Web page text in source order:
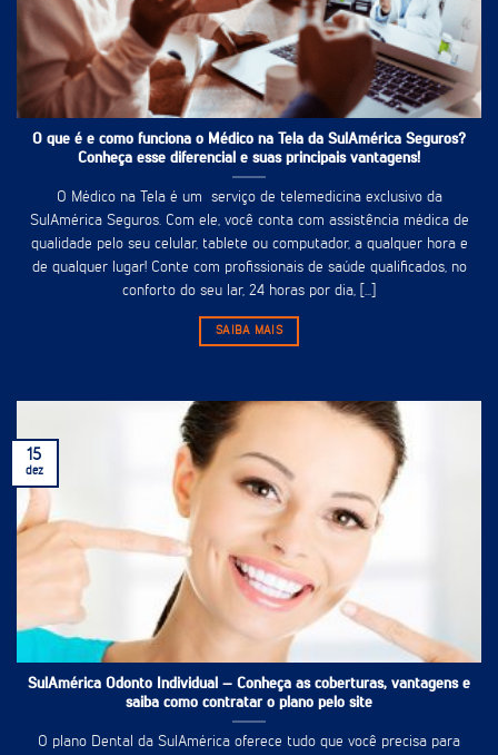
O que é e como funciona o Médico na Tela da SulAmérica Seguros?
Conheça esse diferencial e suas principais vantagens!
O Médico na Tela é um serviço de telemedicina exclusivo da
SulAmérica Seguros. Com ele, você conta com assistência médica de
qualidade pelo seu celular, tablete ou computador, a qualquer hora e
de qualquer lugar! Conte com profissionais de saúde qualificados, no
conforto do seu lar, 24 horas por dia, [...]
SAIBA MAIS
SulAmérica Odonto Individual – Conheça as coberturas, vantagens e
saiba como contratar o plano pelo site
O plano Dental da SulAmérica oferece tudo que você precisa para
15
dez